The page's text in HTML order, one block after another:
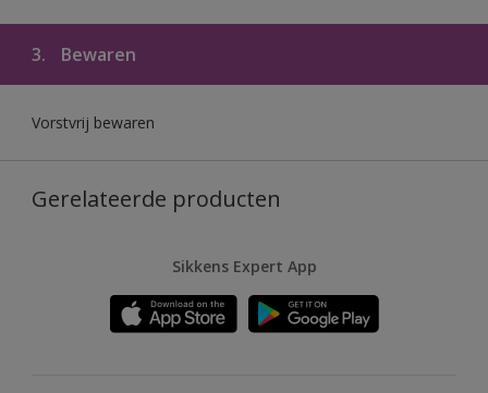
3. Bewaren
Vorstvrij bewaren
Gerelateerde producten
Sikkens Expert App